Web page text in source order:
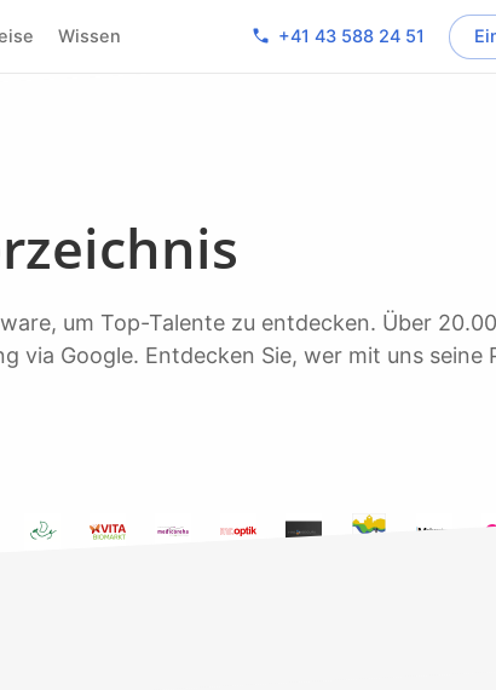
Wissen phone +41 43 588 24 51
via Google. Entdecken Sie, wer mit uns seine